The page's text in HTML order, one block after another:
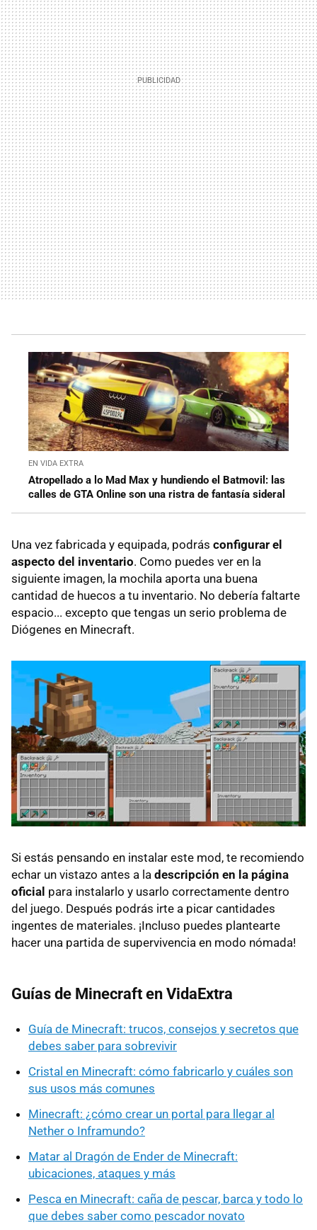
EN VIDA EXTRA
Atropellado a lo Mad Max y hundiendo el Batmovil: las
calles de GTA Online son una ristra de fantasía sideral
Una vez fabricada y equipada, podrás configurar el
aspecto del inventario. Como puedes ver en la
siguiente imagen, la mochila aporta una buena
cantidad de huecos a tu inventario. No debería faltarte
espacio... excepto que tengas un serio problema de
Diógenes en Minecraft.
Si estás pensando en instalar este mod, te recomiendo
echar un vistazo antes a la descripción en la página
oficial para instalarlo y usarlo correctamente dentro
del juego. Después podrás irte a picar cantidades
ingentes de materiales. ¡Incluso puedes plantearte
hacer una partida de supervivencia en modo nómada!
Guías de Minecraft en VidaExtra
Guía de Minecraft: trucos, consejos y secretos que
debes saber para sobrevivir
Cristal en Minecraft: cómo fabricarlo y cuáles son
sus usos más comunes
Minecraft: ¿cómo crear un portal para llegar al
Nether o Inframundo?
Matar al Dragón de Ender de Minecraft:
ubicaciones, ataques y más
Pesca en Minecraft: caña de pescar, barca y todo lo
que debes saber como pescador novato